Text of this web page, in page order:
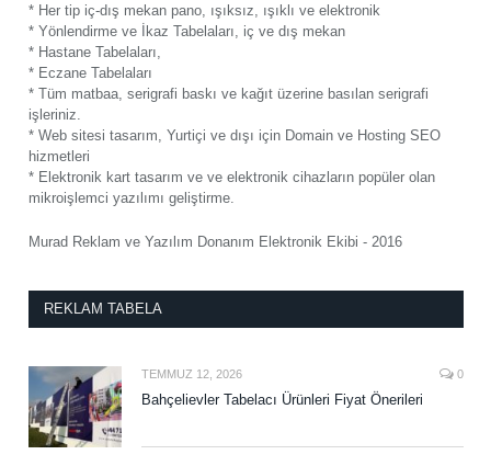
* Her tip iç-dış mekan pano, ışıksız, ışıklı ve elektronik
* Yönlendirme ve İkaz Tabelaları, iç ve dış mekan
* Hastane Tabelaları,
* Eczane Tabelaları
* Tüm matbaa, serigrafi baskı ve kağıt üzerine basılan serigrafi
işleriniz.
* Web sitesi tasarım, Yurtiçi ve dışı için Domain ve Hosting SEO
hizmetleri
* Elektronik kart tasarım ve ve elektronik cihazların popüler olan
mikroişlemci yazılımı geliştirme.
Murad Reklam ve Yazılım Donanım Elektronik Ekibi - 2016
REKLAM TABELA
TEMMUZ 12, 2026 0
Bahçelievler Tabelacı Ürünleri Fiyat Önerileri